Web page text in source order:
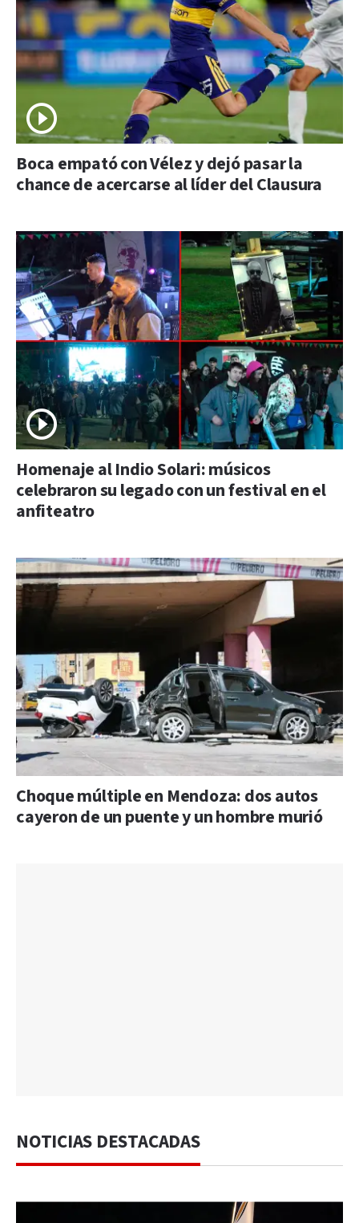
Boca empató con Vélez y dejó pasar la
chance de acercarse al líder del Clausura
Homenaje al Indio Solari: músicos
celebraron su legado con un festival en el
anfiteatro
Choque múltiple en Mendoza: dos autos
cayeron de un puente y un hombre murió
NOTICIAS DESTACADAS